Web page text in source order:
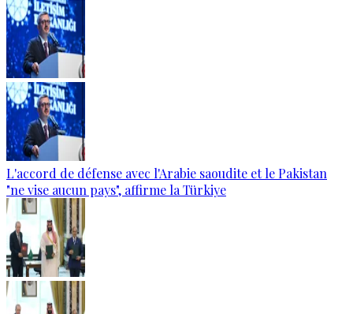
L'accord de défense avec l'Arabie saoudite et le Pakistan
"ne vise aucun pays", affirme la Türkiye